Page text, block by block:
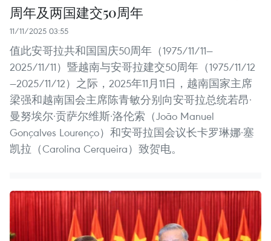
周年及两国建交50周年
11/11/2025 03:55
值此安哥拉共和国国庆50周年（1975/11/11—
2025/11/11）暨越南与安哥拉建交50周年（1975/11/12
—2025/11/12）之际，2025年11月11日，越南国家主席
梁强和越南国会主席陈青敏分别向安哥拉总统若昂·
曼努埃尔·贡萨尔维斯·洛伦索（João Manuel
Gonçalves Lourenço）和安哥拉国会议长卡罗琳娜·塞
凯拉（Carolina Cerqueira）致贺电。